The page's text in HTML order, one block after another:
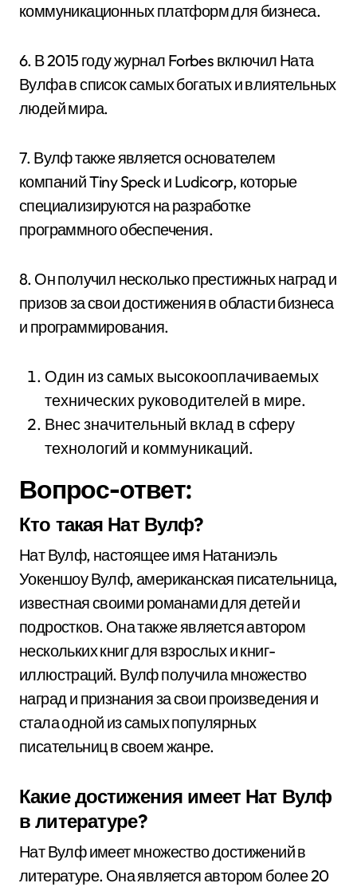
коммуникационных платформ для бизнеса.
6. В 2015 году журнал Forbes включил Ната
Вулфа в список самых богатых и влиятельных
людей мира.
7. Вулф также является основателем
компаний Tiny Speck и Ludicorp, которые
специализируются на разработке
программного обеспечения.
8. Он получил несколько престижных наград и
призов за свои достижения в области бизнеса
и программирования.
Один из самых высокооплачиваемых
технических руководителей в мире.
Внес значительный вклад в сферу
технологий и коммуникаций.
Вопрос-ответ:
Кто такая Нат Вулф?
Нат Вулф, настоящее имя Натаниэль
Уокеншоу Вулф, американская писательница,
известная своими романами для детей и
подростков. Она также является автором
нескольких книг для взрослых и книг-
иллюстраций. Вулф получила множество
наград и признания за свои произведения и
стала одной из самых популярных
писательниц в своем жанре.
Какие достижения имеет Нат Вулф
в литературе?
Нат Вулф имеет множество достижений в
литературе. Она является автором более 20